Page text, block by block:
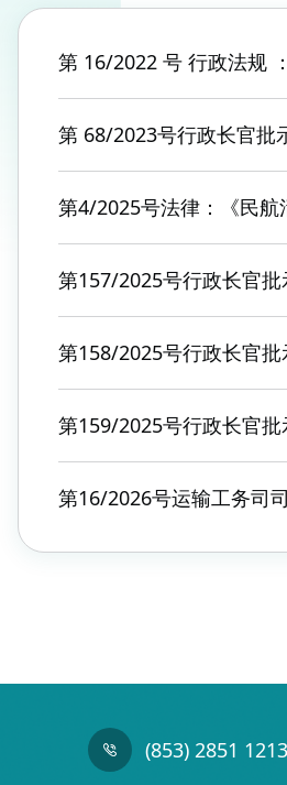
第 16/2022 号 行政法规
第 68/2023号行政长官批
第4/2025号法律：《民航
第157/2025号行政长官
第158/2025号行政长官
第159/2025号行政长官
第16/2026号运输工务司
(853) 2851 1213